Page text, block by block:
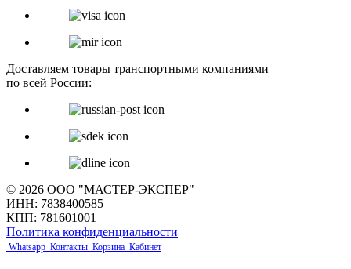
Доставляем товары транспортными компаниями
по всей России:
© 2026 ООО "МАСТЕР-ЭКСПЕР"
ИНН: 7838400585
КПП: 781601001
Политика конфиденциальности
Whatsapp Контакты Корзина Кабинет